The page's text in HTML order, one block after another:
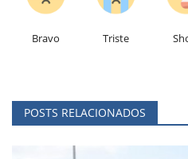
Bravo Triste
POSTS RELACIONADOS